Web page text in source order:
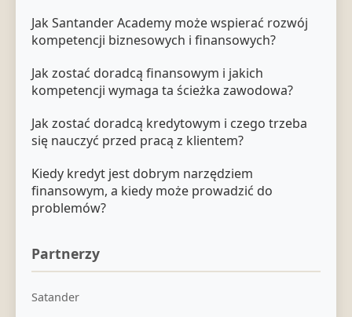
Jak Santander Academy może wspierać rozwój
kompetencji biznesowych i finansowych?
Jak zostać doradcą finansowym i jakich
kompetencji wymaga ta ścieżka zawodowa?
Jak zostać doradcą kredytowym i czego trzeba
się nauczyć przed pracą z klientem?
Kiedy kredyt jest dobrym narzędziem
finansowym, a kiedy może prowadzić do
problemów?
Partnerzy
Satander